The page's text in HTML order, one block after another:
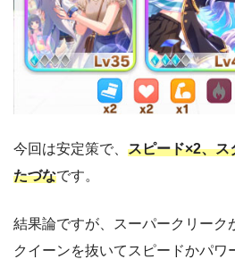
今回は安定策で、 スピード×2、ス
たづなです。
結果論ですが、スーパークリーク
クイーンを抜いてスピードかパワ